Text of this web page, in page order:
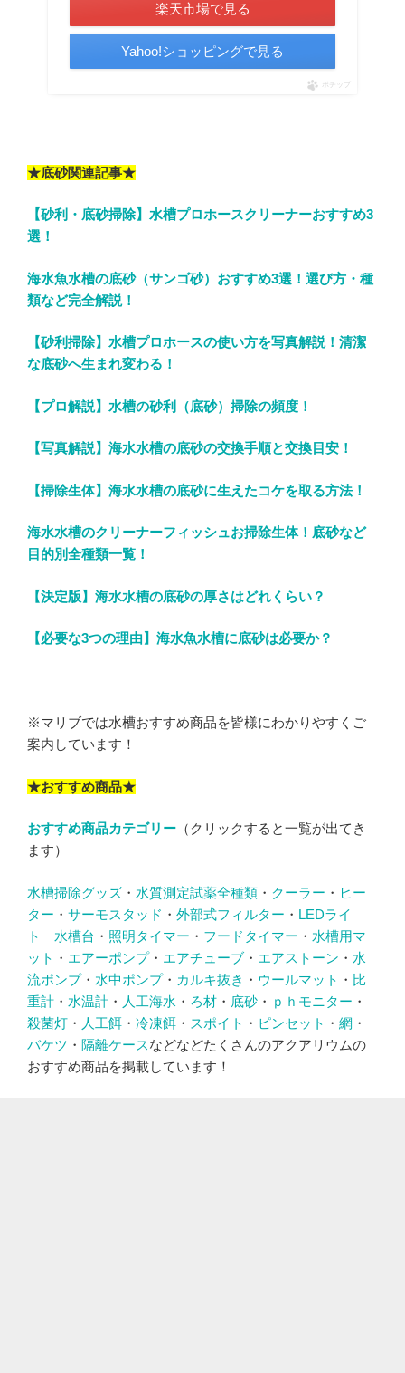
楽天市場で見る
Yahoo!ショッピングで見る
ポチップ
★底砂関連記事★
【砂利・底砂掃除】水槽プロホースクリーナーおすすめ3
選！
海水魚水槽の底砂（サンゴ砂）おすすめ3選！選び方・種
類など完全解説！
【砂利掃除】水槽プロホースの使い方を写真解説！清潔
な底砂へ生まれ変わる！
【プロ解説】水槽の砂利（底砂）掃除の頻度！
【写真解説】海水水槽の底砂の交換手順と交換目安！
【掃除生体】海水水槽の底砂に生えたコケを取る方法！
海水水槽のクリーナーフィッシュお掃除生体！底砂など
目的別全種類一覧！
【決定版】海水水槽の底砂の厚さはどれくらい？
【必要な3つの理由】海水魚水槽に底砂は必要か？
※マリブでは水槽おすすめ商品を皆様にわかりやすくご
案内しています！
★おすすめ商品★
おすすめ商品カテゴリー （クリックすると一覧が出てき
ます）
水槽掃除グッズ ・ 水質測定試薬全種類 ・ クーラー ・ ヒー
ター ・ サーモスタッド ・ 外部式フィルター ・ LEDライ
ト
水槽台 ・ 照明タイマー ・ フードタイマー ・ 水槽用マ
ット ・ エアーポンプ・ エアチューブ ・ エアストーン ・ 水
流ポンプ・ 水中ポンプ・ カルキ抜き ・ ウールマット ・ 比
重計 ・ 水温計 ・ 人工海水 ・ ろ材 ・ 底砂 ・ ｐｈモニター ・
殺菌灯 ・ 人工餌 ・ 冷凍餌 ・ スポイト ・ ピンセット ・ 網 ・
バケツ ・ 隔離ケースなどなどたくさんのアクアリウムの
おすすめ商品を掲載しています！